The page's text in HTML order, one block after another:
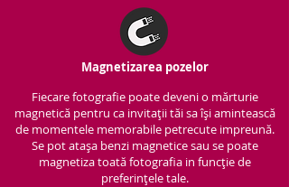
Magnetizarea pozelor
Fiecare fotografie poate deveni o mărturie
magnetică pentru ca invitații tăi sa își amintească
de momentele memorabile petrecute impreună.
Se pot atașa benzi magnetice sau se poate
magnetiza toată fotografia in funcție de
preferințele tale.